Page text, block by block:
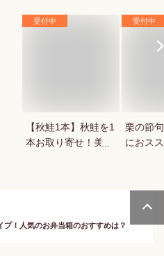
受付中
【秋鮭1本】秋鮭を1
本お取り寄せ！美味
受付中
栗の節
におス
プ！人気のお弁当箱のおすすめは？